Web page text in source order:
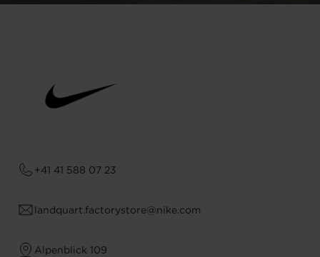
+41 41 588 07 23
landquart.factorystore@nike.com
Alpenblick 109